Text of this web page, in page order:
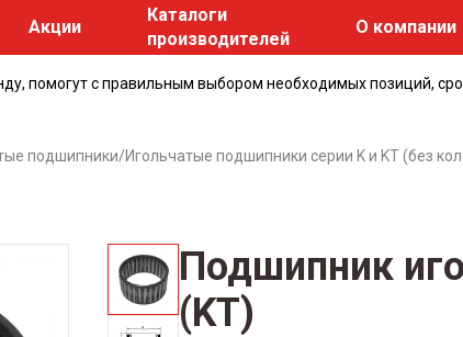
Акции
Каталоги
производителей
О компании
помогут с правильным выбором необходимых позиций,
подшипники/Игольчатые подшипники серии K и KT (без
Подшипник
(KT)